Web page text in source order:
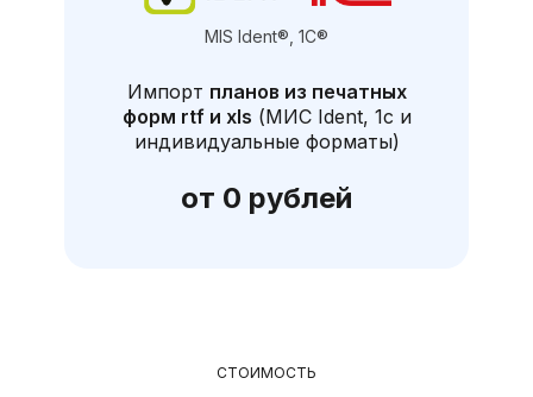
от 0 рублей
MIS Ident®, 1C®
Импорт планов из печатных
форм rtf и xls (МИС Ident, 1с и
индивидуальные форматы)
СТОИМОСТЬ